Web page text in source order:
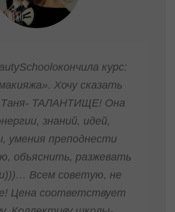
Школы Тани Бойко!!! За
вообще есть и за то,
После окончания
лишний раз
что после вас в Украине
не куда идти….ВЫ
Самое главное — это
база и она у нас после
BoykoBeautySchool уже
сильная и самая
СПАСИБО, я думала